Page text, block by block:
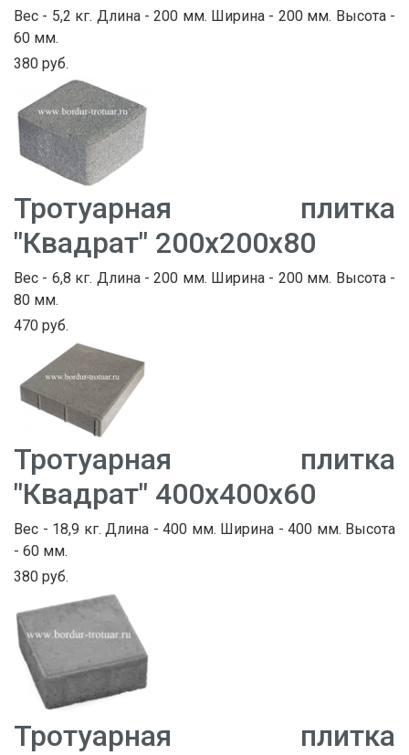
Вес - 5,2 кг. Длина - 200 мм. Ширина - 200 мм. Высота -
60 мм.
380 руб.
Тротуарная плитка
"Квадрат" 200х200х80
Вес - 6,8 кг. Длина - 200 мм. Ширина - 200 мм. Высота -
80 мм.
470 руб.
Тротуарная плитка
"Квадрат" 400х400х60
Вес - 18,9 кг. Длина - 400 мм. Ширина - 400 мм. Высота
- 60 мм.
380 руб.
Тротуарная плитка